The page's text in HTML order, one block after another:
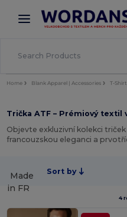
× Aplikace
Lepší ceny v aplikaci!
Home Blank Apparel | Accessories T-
Trička ATF – Prémiový textil
Objevte exkluzivní kolekci
francouzskou eleganci a
Sort by
4
Made
in FR